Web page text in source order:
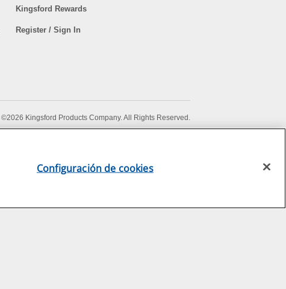
Kingsford Rewards
Register / Sign In
©2026 Kingsford Products Company. All Rights Reserved.
Configuración de cookies